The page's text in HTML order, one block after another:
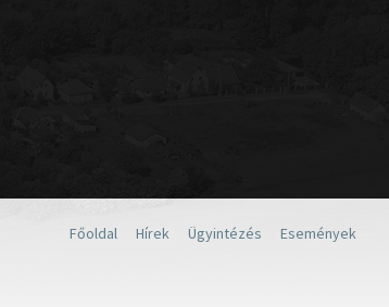
Főoldal Hírek Ügyintézés Események